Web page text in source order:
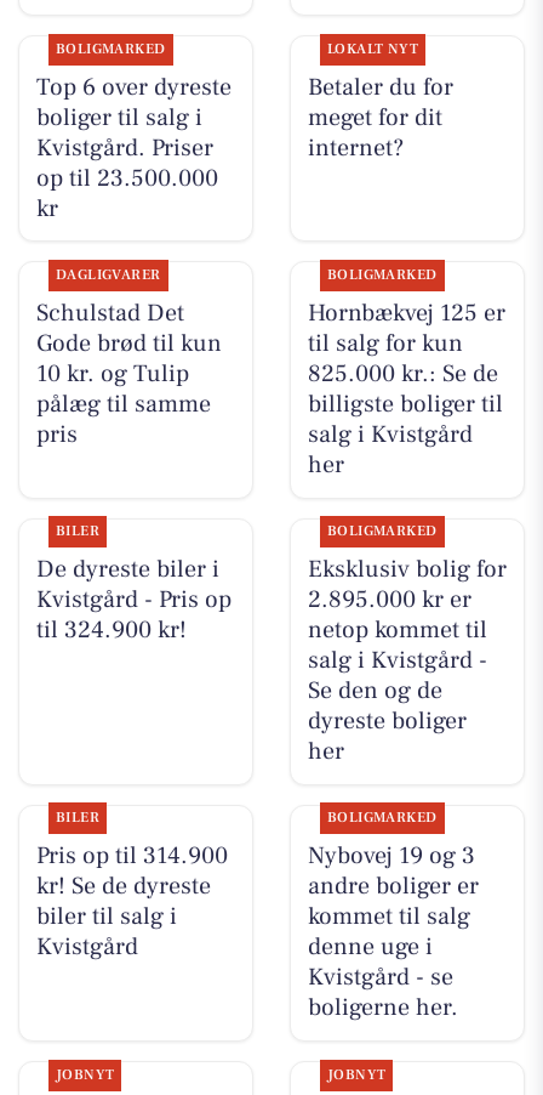
BOLIGMARKED
Top 6 over dyreste
boliger til salg i
Kvistgård. Priser
op til 23.500.000
kr
LOKALT NYT
Betaler du for
meget for dit
internet?
DAGLIGVARER
Schulstad Det
Gode brød til kun
10 kr. og Tulip
pålæg til samme
pris
BOLIGMARKED
Hornbækvej 125 er
til salg for kun
825.000 kr.: Se de
billigste boliger til
salg i Kvistgård
her
BILER
De dyreste biler i
Kvistgård - Pris op
til 324.900 kr!
BOLIGMARKED
Eksklusiv bolig for
2.895.000 kr er
netop kommet til
salg i Kvistgård -
Se den og de
dyreste boliger
her
BILER
Pris op til 314.900
kr! Se de dyreste
biler til salg i
Kvistgård
BOLIGMARKED
Nybovej 19 og 3
andre boliger er
kommet til salg
denne uge i
Kvistgård - se
boligerne her.
JOBNYT JOBNYT